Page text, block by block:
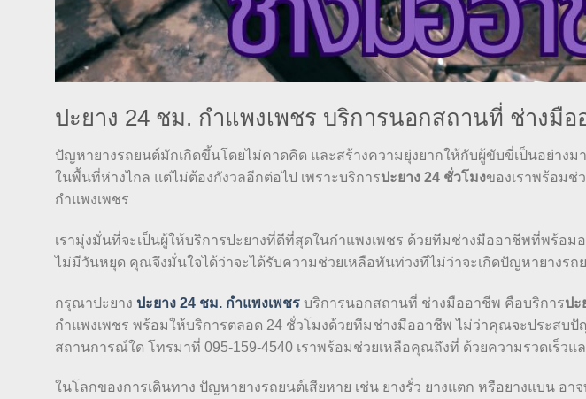
ปะยาง 24 ชม. กำแพงเพชร บริการนอกสถานที่ ช่างมือ
ปัญหายางรถยนต์มักเกิดขึ้นโดยไม่คาดคิด และสร้างความยุ่งยากให้กับผู้ขับขี่เป็นอย่างม
ในพื้นที่ห่างไกล แต่ไม่ต้องกังวลอีกต่อไป เพราะบริการปะยาง 24 ชั่วโมงของเราพร้อมช่
กำแพงเพชร
เรามุ่งมั่นที่จะเป็นผู้ให้บริการปะยางที่ดีที่สุดในกำแพงเพชร ด้วยทีมช่างมืออาชีพที่พร้อ
ไม่มีวันหยุด คุณจึงมั่นใจได้ว่าจะได้รับความช่วยเหลือทันท่วงทีไม่ว่าจะเกิดปัญหายางรถ
กรุณาปะยาง ปะยาง 24 ชม. กำแพงเพชร บริการนอกสถานที่ ช่างมืออาชีพ คือบริการปะ
กำแพงเพชร พร้อมให้บริการตลอด 24 ชั่วโมงด้วยทีมช่างมืออาชีพ ไม่ว่าคุณจะประสบปั
สถานการณ์ใด โทรมาที่ 095-159-4540 เราพร้อมช่วยเหลือคุณถึงที่ ด้วยความรวดเร็ว
ในโลกของการเดินทาง ปัญหายางรถยนต์เสียหาย เช่น ยางรั่ว ยางแตก หรือยางแบน อ